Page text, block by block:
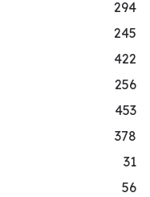
294
245
422
256
453
378
31
56